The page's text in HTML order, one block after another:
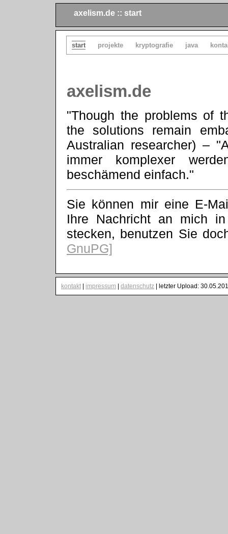
axelism.de :: start
start projekte kryptografie java
axelism.de
"Though the problems of
the solutions remain
Australian researcher) –
immer komplexer
beschämend einfach."
Sie können mir eine E-
Ihre Nachricht an mich
stecken, benutzen Sie
GnuPG]
kontakt impressum datenschutz | letzter Upload: